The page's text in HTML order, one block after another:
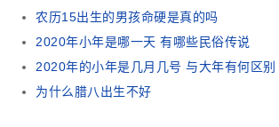
农历15出生的男孩命硬是真的吗
2020年小年是哪一天 有哪些民俗传说
2020年的小年是几月几号 与大年有何区别
为什么腊八出生不好